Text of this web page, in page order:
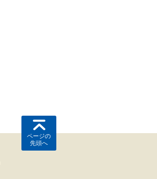
ページの
先頭へ